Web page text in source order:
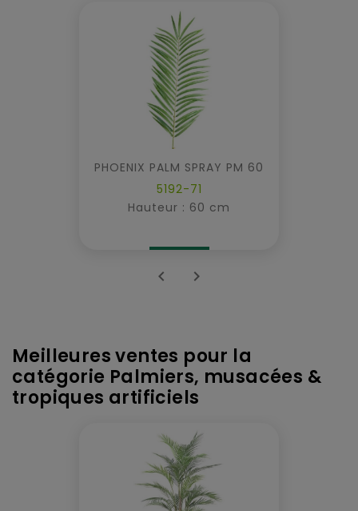
PHOENIX PALM SPRAY PM 60
5192-71
Hauteur : 60 cm
 
Meilleures ventes pour la
catégorie Palmiers, musacées &
tropiques artificiels